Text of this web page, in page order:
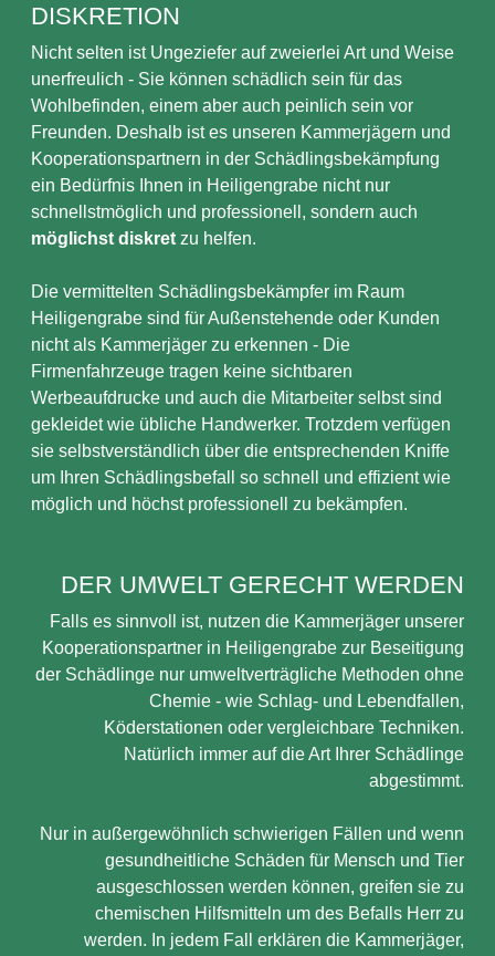
DISKRETION
Nicht selten ist Ungeziefer auf zweierlei Art und Weise
unerfreulich - Sie können schädlich sein für das
Wohlbefinden, einem aber auch peinlich sein vor
Freunden. Deshalb ist es unseren Kammerjägern und
Kooperationspartnern in der Schädlingsbekämpfung
ein Bedürfnis Ihnen in Heiligengrabe nicht nur
schnellstmöglich und professionell, sondern auch
möglichst diskret zu helfen.
Die vermittelten Schädlingsbekämpfer im Raum
Heiligengrabe sind für Außenstehende oder Kunden
nicht als Kammerjäger zu erkennen - Die
Firmenfahrzeuge tragen keine sichtbaren
Werbeaufdrucke und auch die Mitarbeiter selbst sind
gekleidet wie übliche Handwerker. Trotzdem verfügen
sie selbstverständlich über die entsprechenden Kniffe
um Ihren Schädlingsbefall so schnell und effizient wie
möglich und höchst professionell zu bekämpfen.
DER UMWELT GERECHT WERDEN
Falls es sinnvoll ist, nutzen die Kammerjäger unserer
Kooperationspartner in Heiligengrabe zur Beseitigung
der Schädlinge nur umweltverträgliche Methoden ohne
Chemie - wie Schlag- und Lebendfallen,
Köderstationen oder vergleichbare Techniken.
Natürlich immer auf die Art Ihrer Schädlinge
abgestimmt.
Nur in außergewöhnlich schwierigen Fällen und wenn
gesundheitliche Schäden für Mensch und Tier
ausgeschlossen werden können, greifen sie zu
chemischen Hilfsmitteln um des Befalls Herr zu
werden. In jedem Fall erklären die Kammerjäger,